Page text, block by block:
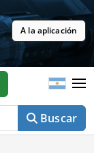
A la aplicación
Buscar